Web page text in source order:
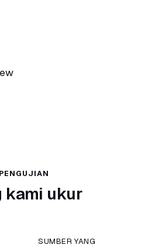
PENGUJIAN
kami ukur
SUMBER YANG